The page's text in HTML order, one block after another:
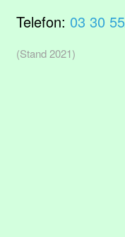
Telefon: 03 30
(Stand 2021)